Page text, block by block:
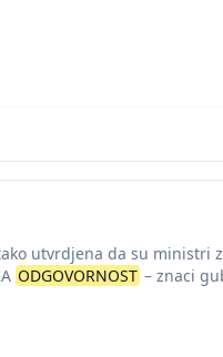
utvrdjena da su ministri
ODGOVORNOST – znaci